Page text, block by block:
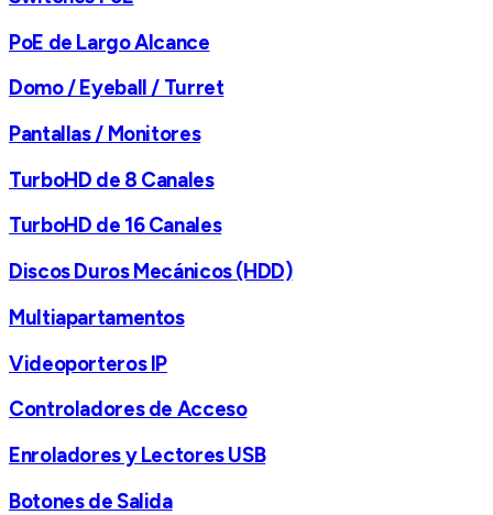
PoE de Largo Alcance
Domo / Eyeball / Turret
Pantallas / Monitores
TurboHD de 8 Canales
TurboHD de 16 Canales
Discos Duros Mecánicos (HDD)
Multiapartamentos
Videoporteros IP
Controladores de Acceso
Enroladores y Lectores USB
Botones de Salida